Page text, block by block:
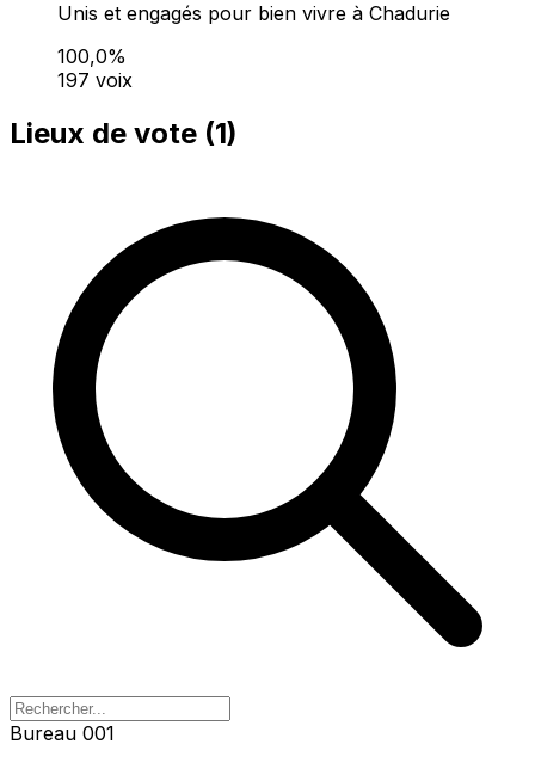
Unis et engagés pour bien vivre à Chadurie
100,0%
197 voix
Lieux de vote (1)
Bureau 001